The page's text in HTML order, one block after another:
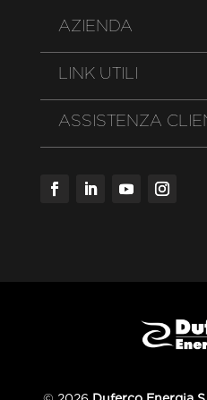
AZIENDA
LINK UTILI
ASSISTENZA